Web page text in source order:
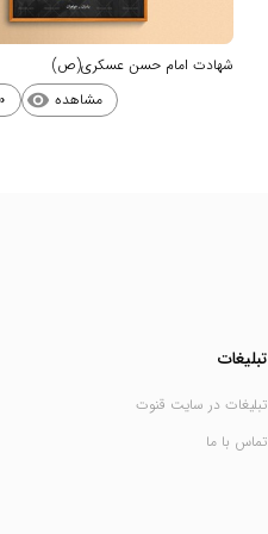
شهادت امام حسن عسکری(ص)
مشاهده visibility
تبلیغات
تبلیغات در سایت قنوت
تماس با ما